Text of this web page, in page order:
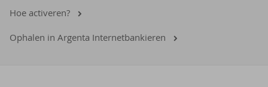
Hoe activeren?
Ophalen in Argenta Internetbankieren